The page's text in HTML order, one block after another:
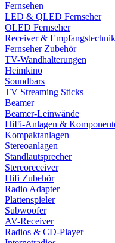
Fernsehen
LED & QLED Fernseher
OLED Fernseher
Receiver & Empfangstechnik
Fernseher Zubehör
TV-Wandhalterungen
Heimkino
Soundbars
TV Streaming Sticks
Beamer
Beamer-Leinwände
HiFi-Anlagen &
Kompaktanlagen
Stereoanlagen
Standlautsprecher
Stereoreceiver
Hifi Zubehör
Radio Adapter
Plattenspieler
Subwoofer
AV-Receiver
Radios & CD-Player